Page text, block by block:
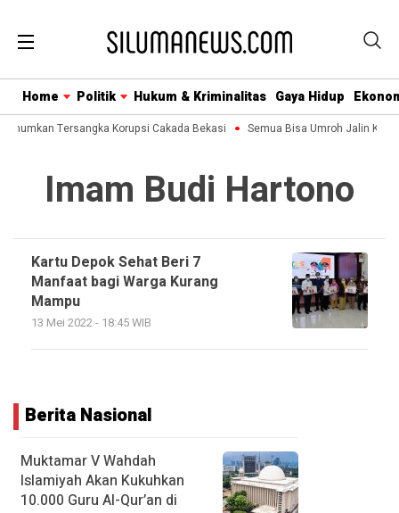
Home Politik Hukum & Kriminalitas Gaya Hidup
Tersangka Korupsi Cakada Bekasi Semua Bisa Umroh Jalin
Imam Budi Hartono
Kartu Depok Sehat Beri 7
Manfaat bagi Warga Kurang
Mampu
13 Mei 2022 - 18:45 WIB
Berita Nasional
Muktamar V Wahdah
Islamiyah Akan Kukuhkan
10.000 Guru Al-Qur’an di